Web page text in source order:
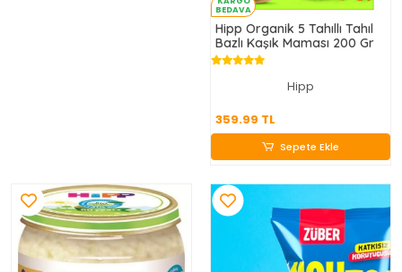
BEDAVA
Hipp Organik 5 Tahıllı Tahıl
Bazlı Kaşık Maması 200 Gr
Hipp
359.99 TL
359.99 TL
Sepete Ekle